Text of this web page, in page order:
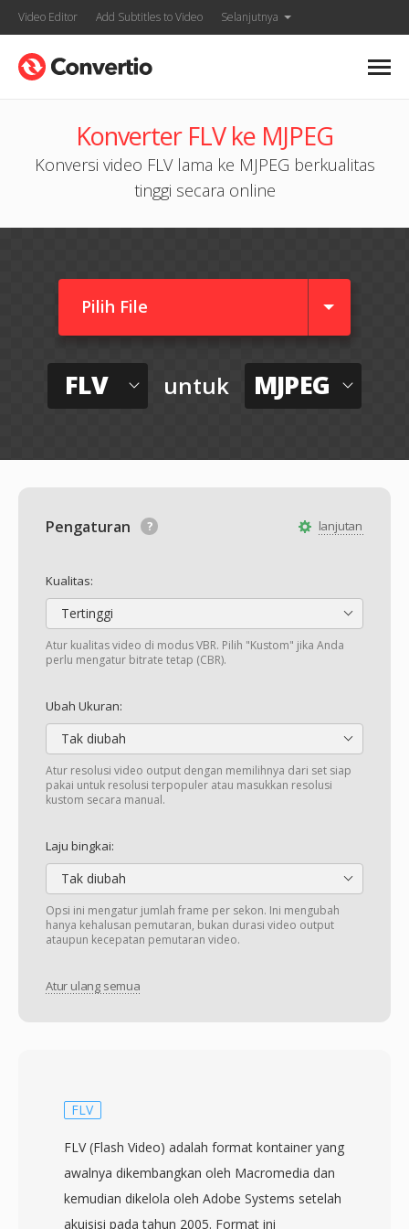
Video Editor Add Subtitles to Video Selanjutnya
Konverter FLV ke MJPEG
Konversi video FLV lama ke MJPEG berkualitas
tinggi secara online
Pilih File
FLV untuk MJPEG
lanjutan
Pengaturan
Kualitas:
Tertinggi
Atur kualitas video di modus VBR. Pilih "Kustom" jika Anda
perlu mengatur bitrate tetap (CBR).
Ubah Ukuran:
Tak diubah
Atur resolusi video output dengan memilihnya dari set siap
pakai untuk resolusi terpopuler atau masukkan resolusi
kustom secara manual.
Laju bingkai:
Tak diubah
Opsi ini mengatur jumlah frame per sekon. Ini mengubah
hanya kehalusan pemutaran, bukan durasi video output
ataupun kecepatan pemutaran video.
Atur ulang semua
FLV
FLV (Flash Video) adalah format kontainer yang
awalnya dikembangkan oleh Macromedia dan
kemudian dikelola oleh Adobe Systems setelah
akuisisi pada tahun 2005. Format ini